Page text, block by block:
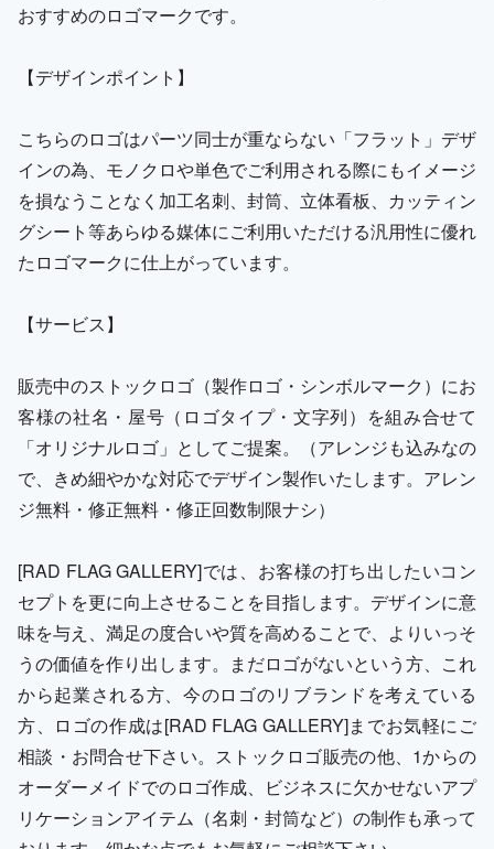
おすすめのロゴマークです。
【デザインポイント】
こちらのロゴはパーツ同士が重ならない「フラット」デザ
インの為、モノクロや単色でご利用される際にもイメージ
を損なうことなく加工名刺、封筒、立体看板、カッティン
グシート等あらゆる媒体にご利用いただける汎用性に優れ
たロゴマークに仕上がっています。
【サービス】
販売中のストックロゴ（製作ロゴ・シンボルマーク）にお
客様の社名・屋号（ロゴタイプ・文字列）を組み合せて
「オリジナルロゴ」としてご提案。（アレンジも込みなの
で、きめ細やかな対応でデザイン製作いたします。アレン
ジ無料・修正無料・修正回数制限ナシ）
[RAD FLAG GALLERY]では、お客様の打ち出したいコン
セプトを更に向上させることを目指します。デザインに意
味を与え、満足の度合いや質を高めることで、よりいっそ
うの価値を作り出します。まだロゴがないという方、これ
から起業される方、今のロゴのリブランドを考えている
方、ロゴの作成は[RAD FLAG GALLERY]までお気軽にご
相談・お問合せ下さい。ストックロゴ販売の他、1からの
オーダーメイドでのロゴ作成、ビジネスに欠かせないアプ
リケーションアイテム（名刺・封筒など）の制作も承って